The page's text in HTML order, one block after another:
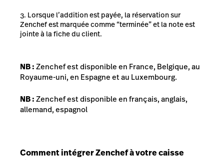
Lorsque l’addition est payée, la réservation sur
Zenchef est marquée comme “terminée” et la note est
jointe à la fiche du client.
NB :Zenchef est disponible en France, Belgique, au
Royaume-uni, en Espagne et au Luxembourg.
NB :Zenchef est disponible en français, anglais,
allemand, espagnol
Comment intégrer Zenchef à votre caisse